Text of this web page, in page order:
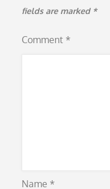
fields are marked *
Comment *
Name *